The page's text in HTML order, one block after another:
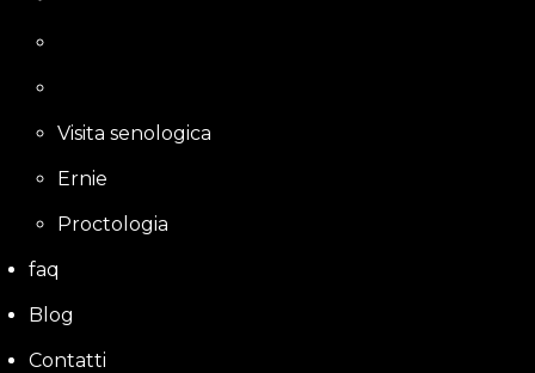
Visita senologica
Ernie
Proctologia
faq
Blog
Contatti